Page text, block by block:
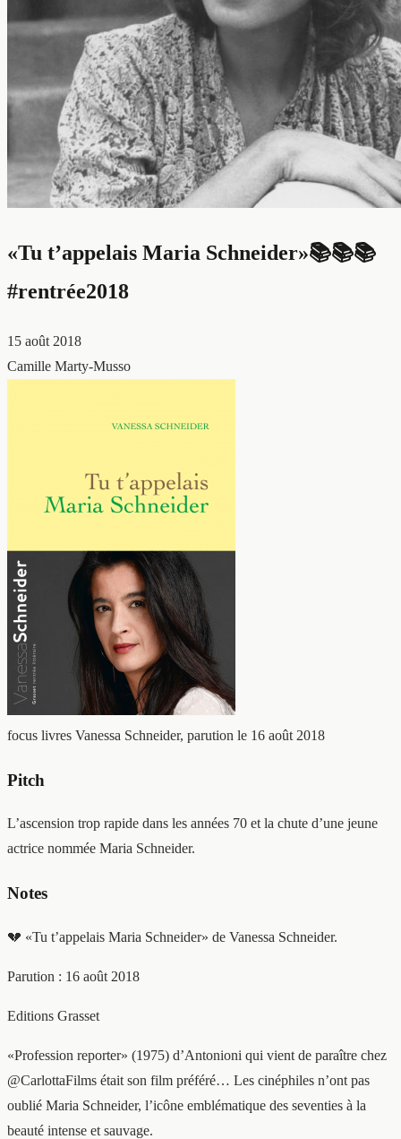
«Tu t’appelais Maria Schneider»📚📚📚
#rentrée2018
15 août 2018
Camille Marty-Musso
focus livres Vanessa Schneider, parution le 16 août 2018
Pitch
L’ascension trop rapide dans les années 70 et la chute d’une jeune
actrice nommée Maria Schneider.
Notes
💔 «Tu t’appelais Maria Schneider» de Vanessa Schneider.
Parution : 16 août 2018
Editions Grasset
«Profession reporter» (1975) d’Antonioni qui vient de paraître chez
@CarlottaFilms était son film préféré… Les cinéphiles n’ont pas
oublié Maria Schneider, l’icône emblématique des seventies à la
beauté intense et sauvage.